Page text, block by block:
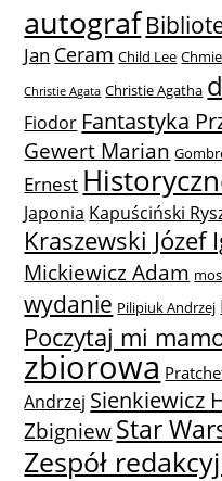
autograf
Jan Ceram Child Lee
Christie Agata Christie Agatha
Fiodor Fantastyka
Gewert Marian
Ernest
Japonia Kapuściński
Kraszewski Józef
Mickiewicz Adam
wydanie Pilipiuk Andrzej
Poczytaj mi
zbiorowa
Andrzej Sienkiewicz
ZbigniewStar
Zespół